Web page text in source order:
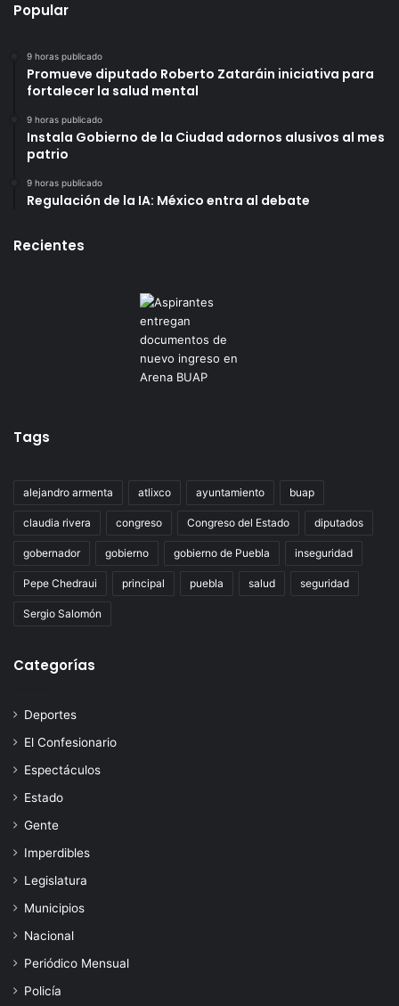
Popular
9 horas publicado
Promueve diputado Roberto Zataráin iniciativa para
fortalecer la salud mental
9 horas publicado
Instala Gobierno de la Ciudad adornos alusivos al mes
patrio
9 horas publicado
Regulación de la IA: México entra al debate
Recientes
Tags
alejandro armenta atlixco ayuntamiento buap
claudia rivera congreso Congreso del Estado diputados
gobernador gobierno gobierno de Puebla inseguridad
Pepe Chedraui principal puebla salud seguridad
Sergio Salomón
Categorías
Deportes
El Confesionario
Espectáculos
Estado
Gente
Imperdibles
Legislatura
Municipios
Nacional
Periódico Mensual
Policía